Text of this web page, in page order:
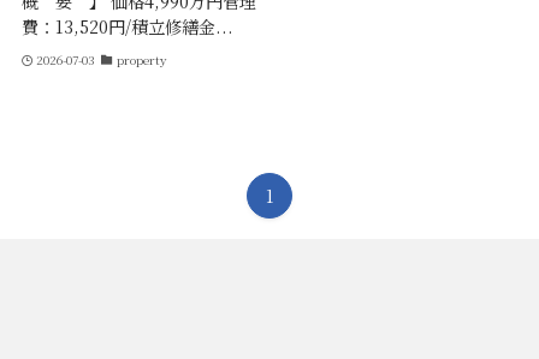
費：13,520円/積立修繕金...
2026-07-03 property
1